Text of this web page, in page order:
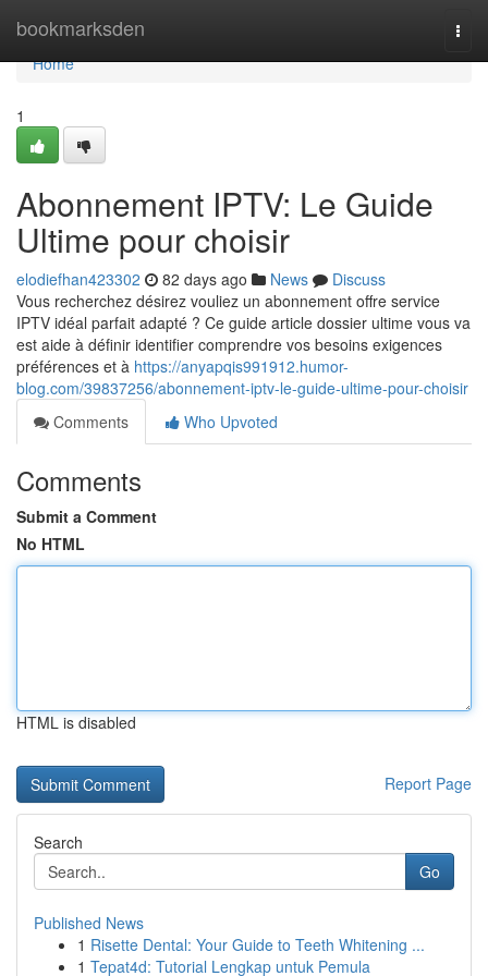
bookmarksden
Home
Home
1
Abonnement IPTV: Le Guide
Ultime pour choisir
elodiefhan423302 82 days ago News
Discuss
Vous recherchez désirez vouliez un abonnement offre service
IPTV idéal parfait adapté ? Ce guide article dossier ultime vous va
est aide à définir identifier comprendre vos besoins exigences
préférences et à https://anyapqis991912.humor-
blog.com/39837256/abonnement-iptv-le-guide-ultime-pour-choisir
Comments
Who Upvoted
Comments
Submit a Comment
No HTML
HTML is disabled
Report Page
Search
Go
Published News
1 Risette Dental: Your Guide to Teeth Whitening ...
1 Tepat4d: Tutorial Lengkap untuk Pemula